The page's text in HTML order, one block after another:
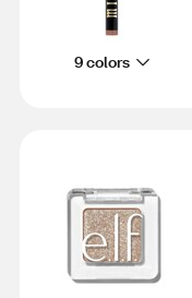
9 colors